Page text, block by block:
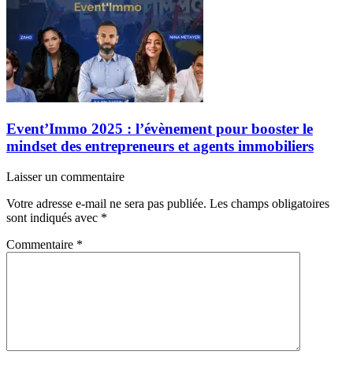
Event’Immo 2025 : l’évènement pour booster le
mindset des entrepreneurs et agents immobiliers
Laisser un commentaire
Votre adresse e-mail ne sera pas publiée. Les champs obligatoires
sont indiqués avec *
Commentaire *